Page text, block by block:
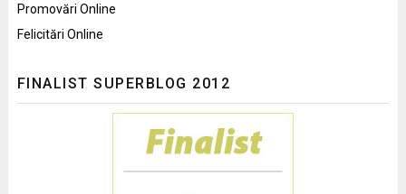
Promovări Online
Felicitări Online
FINALIST SUPERBLOG 2012